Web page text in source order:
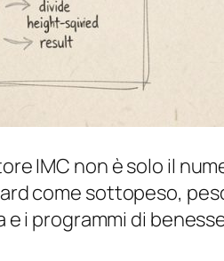
IMC non è solo il
come sottopeso,
i programmi di